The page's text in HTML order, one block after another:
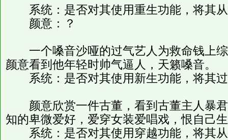
系统：是否对其使用重生功能，将其从
颜意：？
一个嗓音沙哑的过气艺人为救命钱上综
颜意看到他年轻时帅气逼人，天籁嗓音。
系统：是否对其使用新生功能，将其过
颜意欣赏一件古董，看到古董主人暴君
知的卑微爱好，爱穿女装爱唱戏，恨自己
系统：是否对其使用穿越功能，将其从